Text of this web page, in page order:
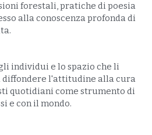
forestali, pratiche di poesia
alla conoscenza profonda di
individui e lo spazio che li
diffondere l'attitudine alla cura
quotidiani come strumento di
e con il mondo.